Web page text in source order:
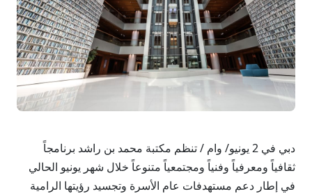
دبي في 2 يونيو/ وام / تنظم مكتبة محمد بن راشد برنامجاً
ثقافياً ومعرفياً وفنياً ومجتمعياً متنوعاً خلال شهر يونيو الحالي
في إطار دعم مستهدفات عام الأسرة وتجسيد رؤيتها الرامية